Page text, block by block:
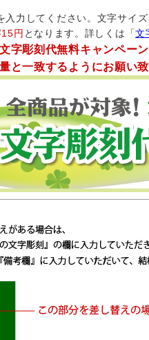
入力してください。文字サイ
円 となります。詳しくは「文
字彫刻代無料キャンペー
と一致するようにお願い致